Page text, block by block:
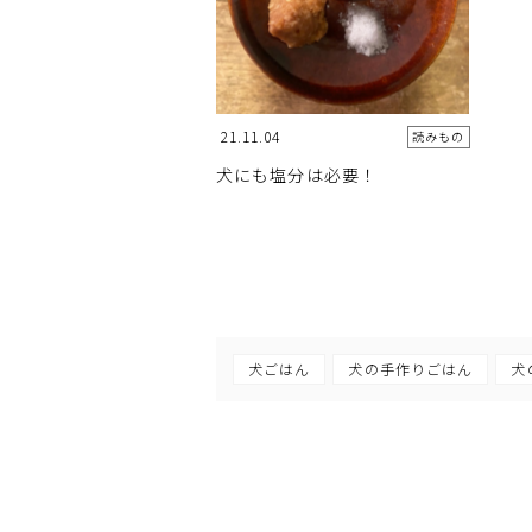
21.11.04 読みもの
犬にも塩分は必要！
犬ごはん 犬の手作りごはん 犬